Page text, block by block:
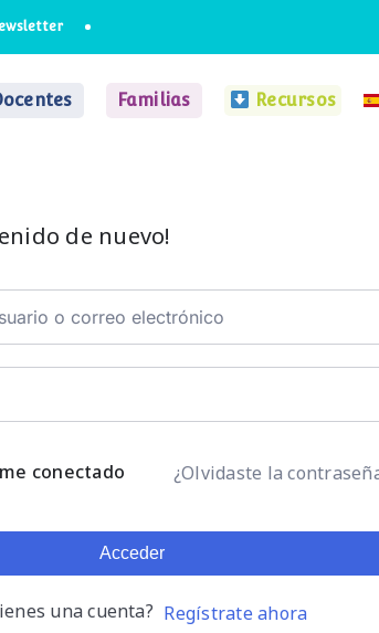
Familias Recursos
de nuevo!
conectado ¿Olvidaste la
Acceder
una cuenta? Regístrate ahora